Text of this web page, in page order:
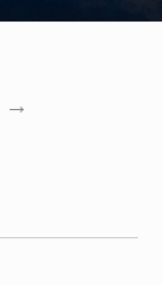
→